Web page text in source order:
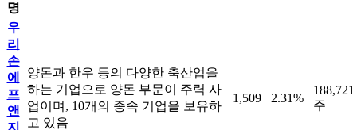
명
우
리
손
에
프
앤
지
양돈과 한우 등의 다양한 축산업을
하는 기업으로 양돈 부문이 주력 사
업이며, 10개의 종속 기업을 보유하
고 있음
1,509 2.31%
188,721
주